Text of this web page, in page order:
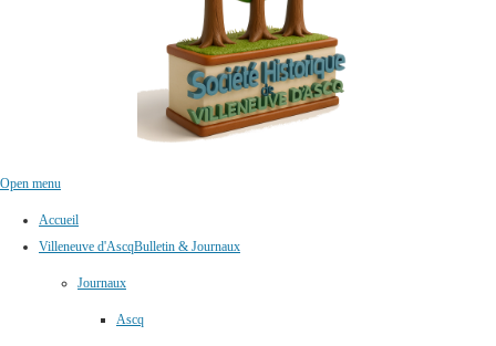
Open menu
Accueil
Villeneuve d'AscqBulletin & Journaux
Journaux
Ascq